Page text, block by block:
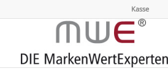
Kasse